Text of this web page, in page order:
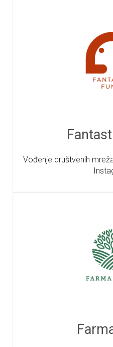
Vođenje društvenih